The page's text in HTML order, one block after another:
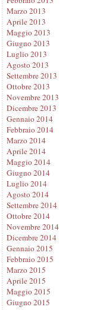
Marzo 2013
Aprile 2013
Maggio 2013
Giugno 2013
Luglio 2013
Agosto 2013
Settembre 2013
Ottobre 2013
Novembre 2013
Dicembre 2013
Gennaio 2014
Febbraio 2014
Marzo 2014
Aprile 2014
Maggio 2014
Giugno 2014
Luglio 2014
Agosto 2014
Settembre 2014
Ottobre 2014
Novembre 2014
Dicembre 2014
Gennaio 2015
Febbraio 2015
Marzo 2015
Aprile 2015
Maggio 2015
Giugno 2015